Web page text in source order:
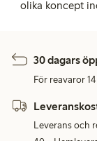
olika koncept
30 dagars
För reavaror
Leverans och